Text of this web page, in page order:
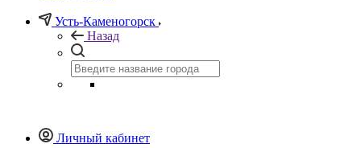
Усть-Каменогорск
Назад
Личный кабинет